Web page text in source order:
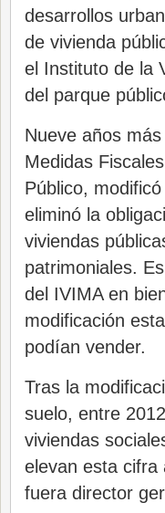
desarrollos
de vivienda
el Instituto de la
del parque
Nueve años
Medidas
Público,
eliminó la
viviendas
patrimoniales.
del IVIMA en
modificación
podían vender.
Tras la
suelo, entre
viviendas
elevan esta cifra
fuera director